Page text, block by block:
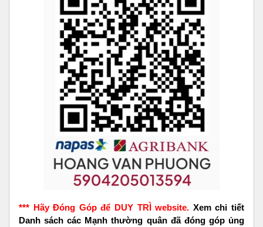
*** Hãy Đóng Góp để DUY TRÌ website. Xem chi tiết
Danh sách các Mạnh thường quân đã đóng góp ủng